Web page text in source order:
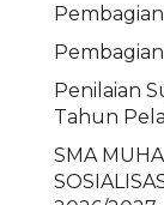
Penilaian
Tahun
SMA